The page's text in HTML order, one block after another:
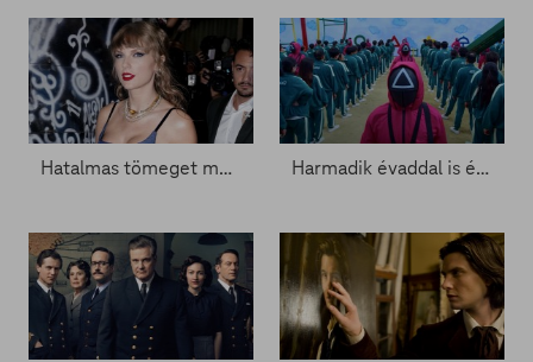
Hatalmas tömeget mozgat meg Taylor Swift új filmje - Zacc nélkül 1750. Harmadik évaddal is érkezhet a Squid Game - Zacc nélkül 1367.